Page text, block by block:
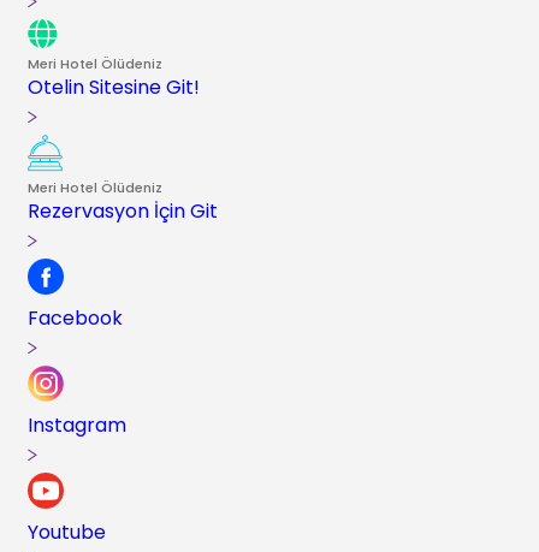
Meri Hotel Ölüdeniz
Otelin Sitesine Git!
Meri Hotel Ölüdeniz
Rezervasyon İçin Git
Facebook
Instagram
Youtube